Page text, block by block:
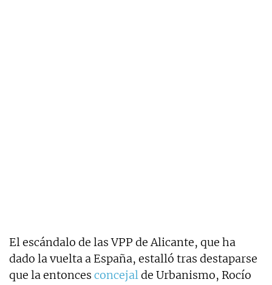
El escándalo de las VPP de Alicante, que ha
dado la vuelta a España, estalló tras destaparse
que la entonces concejalde Urbanismo, Rocío